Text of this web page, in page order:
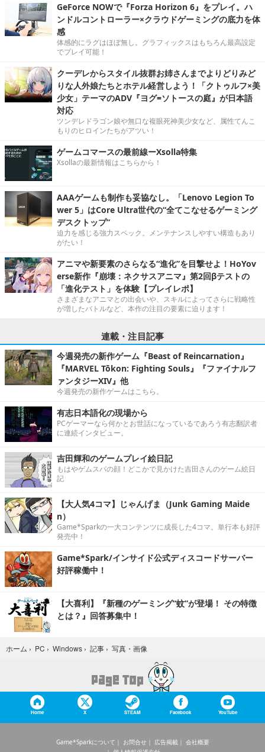
GeForce NOWで『Forza Horizon 6』をプレイ。ハ
ンドルコントローラー×クラウドゲーミングの底力を体
感
体感的にラグはほぼ無し。グラフィックスはもちろん最高設定
でプレイ可能！
クーデレからスタイル抜群お姉さんまでよりどりみど
りな人外娘たちとホテル経営しよう！「クトゥルフ×美
少女」テーマのADV『ヨグ=ソトースの庭』が日本語
対応
ツンデレドラゴン娘や無口な複眼死神美少女など、属性てんこ
もりのヒロインたちがアツい！
ゲームコマースの最前線ーXsolla特集
Xsollaの最新情報はこちらから！
AAAゲームも制作も妥協なし。「Lenovo Legion To
wer 5」はCore Ultra世代の“全てこなせるゲーミング
デスクトップ”
迫力を感じる強力スペック。メンテナンスしやすい構造もあり
がたい！
アニマや新要素のさらなる“進化”を目撃せよ！HoYov
erse新作『崩壊：ネクサスアニマ』第2回βテストの
「進化テスト」を体験【プレイレポ】
さまざまなアニマとの出会いや、スキルによってさらに戦略性
が増したバトルなど、本作の注目の要素に迫ります！
連載・注目記事
今週発売の新作ゲーム『Beast of Reincarnation』
『MARVEL Tōkon: Fighting Souls』『ファイナルフ
ァンタジーXIV』他
今週発売の新作ゲームはこちら。
有志日本語化の現場から
PCゲーマーなら何かとお世話になっているであろう有志翻訳者
に連続インタビュー。
吉田輝和のゲームプレイ絵日記
もはやゲムスパの顔！どこかで見かけた吉田さんのゲーム絵日
記
【大人気4コマ】じゃんげま（Junk Gaming Maide
n）
Game*Sparkの一大コンテンツに成長した4コマ。単行本も好評
発売中！
Game*Spark/インサイド公式ディスコードサーバー
好評稼働中！
【大喜利】『新種のゲーミング“蚊”が登場！ その特徴
とは？』回答募集中！
ホーム › PC › Windows › 記事 › 写真・画像
Home X STEAM Facebook YouTube
Game*Sparkについて お問合せ 広告掲載
会社概要